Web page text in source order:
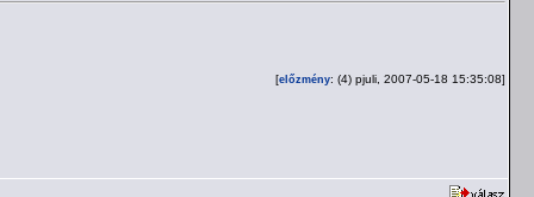
[előzmény: (4) pjuli, 2007-05-18 15:35:08]